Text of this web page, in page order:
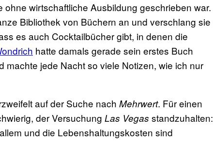
ohne wirtschaftliche Ausbildung geschrieben war.
Bibliothek von Büchern an und verschlang sie
es auch Cocktailbücher gibt, in denen die
hatte damals gerade sein erstes Buch
jede Nacht so viele Notizen, wie ich nur
auf der Suche nach Mehrwert. Für einen
der Versuchung Las Vegas standzuhalten:
und die Lebenshaltungskosten sind